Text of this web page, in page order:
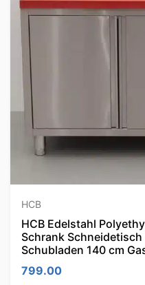
HCB
HCB Edelstahl
Schrank
Schubladen 140 cm
799.00